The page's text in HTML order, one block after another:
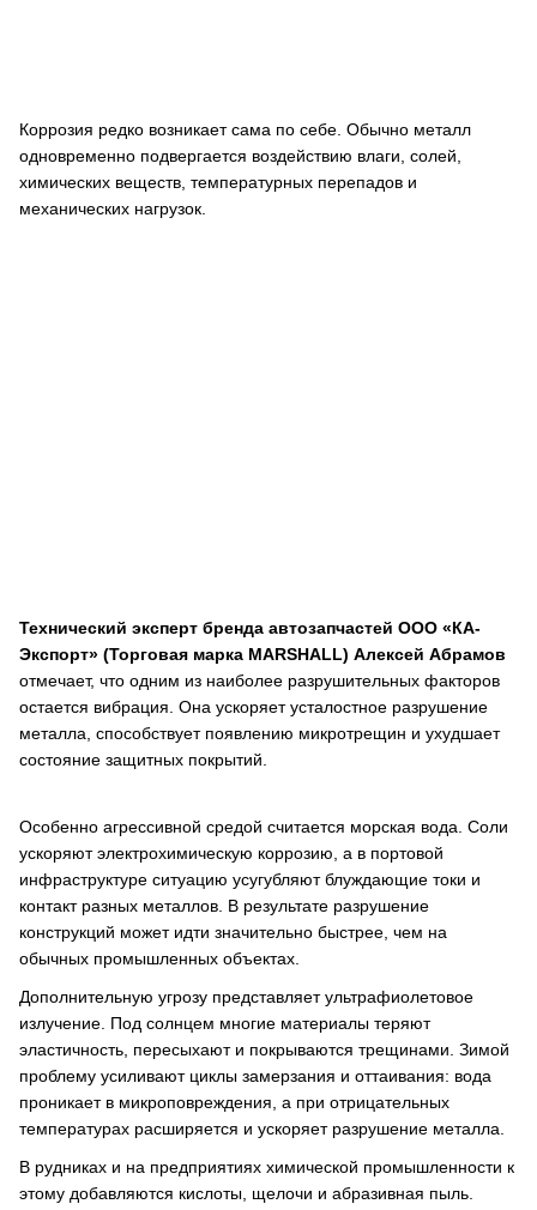
Коррозия редко возникает сама по себе. Обычно металл
одновременно подвергается воздействию влаги, солей,
химических веществ, температурных перепадов и
механических нагрузок.
Технический эксперт бренда автозапчастей ООО «КА-
Экспорт» (Торговая марка MARSHALL) Алексей Абрамов
отмечает, что одним из наиболее разрушительных факторов
остается вибрация. Она ускоряет усталостное разрушение
металла, способствует появлению микротрещин и ухудшает
состояние защитных покрытий.
Особенно агрессивной средой считается морская вода. Соли
ускоряют электрохимическую коррозию, а в портовой
инфраструктуре ситуацию усугубляют блуждающие токи и
контакт разных металлов. В результате разрушение
конструкций может идти значительно быстрее, чем на
обычных промышленных объектах.
Дополнительную угрозу представляет ультрафиолетовое
излучение. Под солнцем многие материалы теряют
эластичность, пересыхают и покрываются трещинами. Зимой
проблему усиливают циклы замерзания и оттаивания: вода
проникает в микроповреждения, а при отрицательных
температурах расширяется и ускоряет разрушение металла.
В рудниках и на предприятиях химической промышленности к
этому добавляются кислоты, щелочи и абразивная пыль.